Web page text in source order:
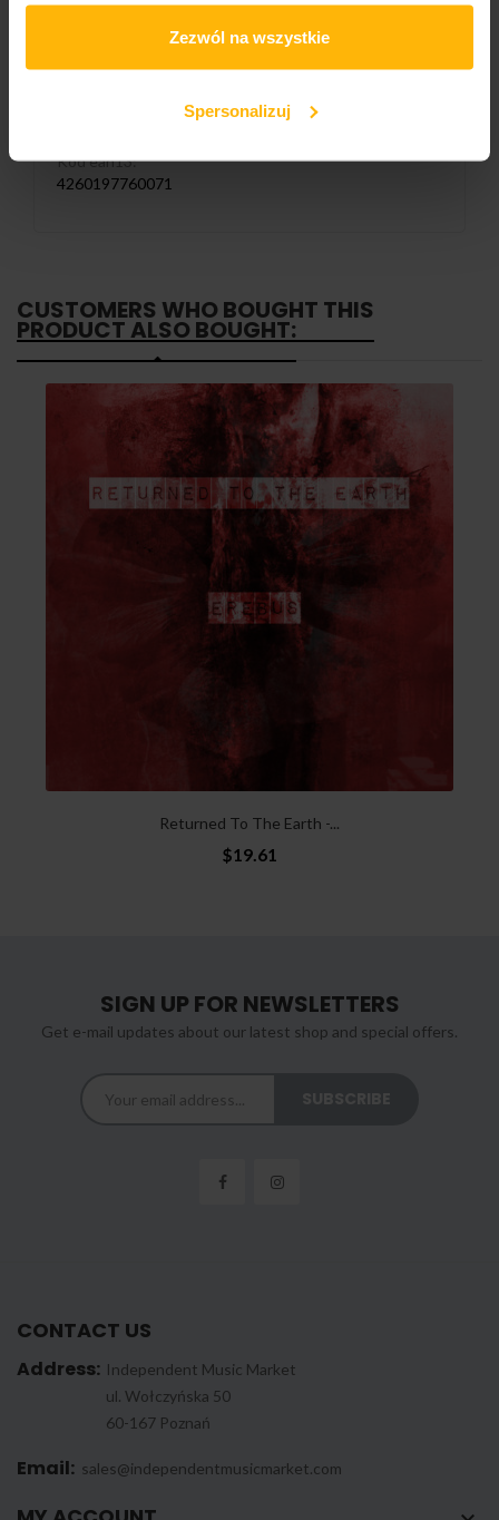
Zezwól na wszystkie
Spersonalizuj
Catalogue number:
Kod ean13:
4260197760071
CUSTOMERS WHO BOUGHT THIS
PRODUCT ALSO BOUGHT:
Returned To The Earth -...
$19.61
SIGN UP FOR NEWSLETTERS
Get e-mail updates about our latest shop and special offers.
CONTACT US
Address: Independent Music Market
ul. Wołczyńska 50
60-167 Poznań
Email: sales@independentmusicmarket.com